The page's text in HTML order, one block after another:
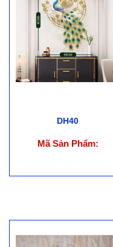
DH40
Mã Sản Phẩm: